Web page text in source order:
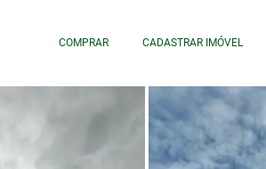
COMPRAR CADASTRAR IMÓVEL